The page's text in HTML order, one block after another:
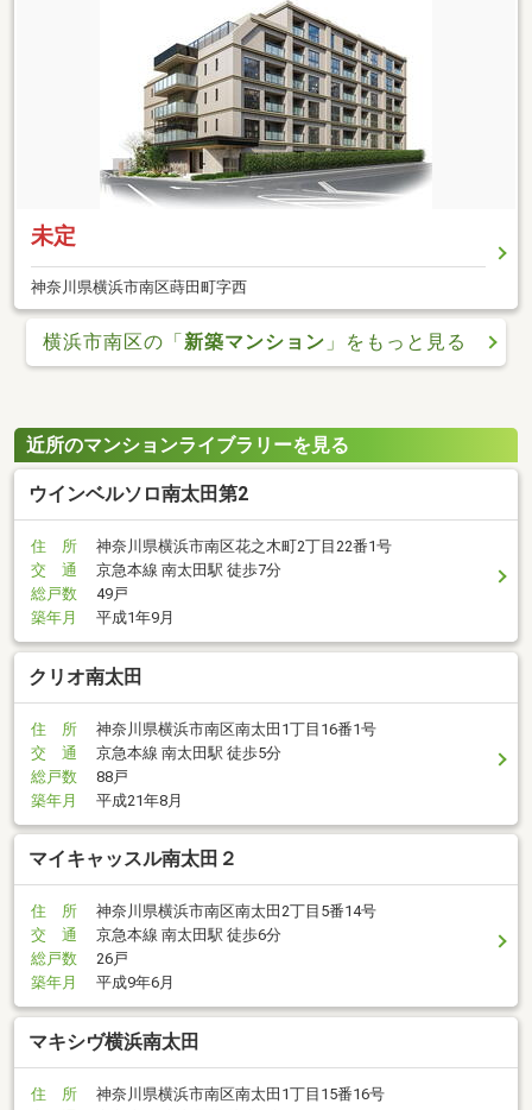
未定
神奈川県横浜市南区蒔田町字西
横浜市南区の「 新築マンション 」をもっと見る
近所のマンションライブラリーを見る
ウインベルソロ南太田第2
住 所
神奈川県横浜市南区花之木町2丁目22番1号
交 通
京急本線 南太田駅 徒歩7分
総戸数
49戸
築年月
平成1年9月
クリオ南太田
住 所
神奈川県横浜市南区南太田1丁目16番1号
交 通
京急本線 南太田駅 徒歩5分
総戸数
88戸
築年月
平成21年8月
マイキャッスル南太田２
住 所
神奈川県横浜市南区南太田2丁目5番14号
交 通
京急本線 南太田駅 徒歩6分
総戸数
26戸
築年月
平成9年6月
マキシヴ横浜南太田
住 所
神奈川県横浜市南区南太田1丁目15番16号